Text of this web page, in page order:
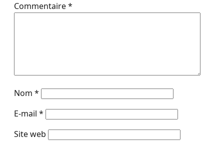
Commentaire*
Nom *
E-mail *
Site web